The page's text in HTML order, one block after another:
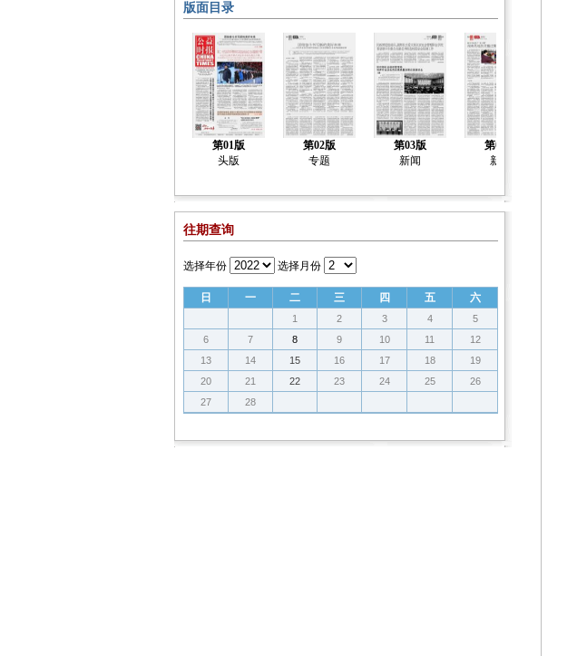
版面目录
第01版
头版
第02版
专题
第03版
新闻
第04版
新闻
往期查询
选择年份 选择月份
日 一 二 三 四 五 六
1 2 3 4
5
6
7 8 9 10 11
12
13
14 15 16 17 18
19
20
21 22 23 24 25
26
27
28